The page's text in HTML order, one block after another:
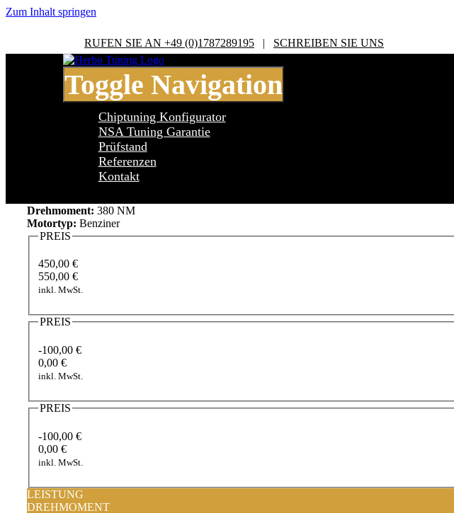
Zum Inhalt springen
RUFEN SIE AN +49 (0)1787289195 | SCHREIBEN SIE UNS
Toggle Navigation
Chiptuning Konfigurator
NSA Tuning Garantie
Prüfstand
Referenzen
Kontakt
Cupra Leon TYP 5F 2.0 TSI Cupra 290 Euro 6d Temp
Drehmoment: 380 NM
Motortyp: Benziner
PREIS
450,00 €
550,00 €
inkl. MwSt.
PREIS
-100,00 €
0,00 €
inkl. MwSt.
PREIS
-100,00 €
0,00 €
inkl. MwSt.
LEISTUNG
DREHMOMENT